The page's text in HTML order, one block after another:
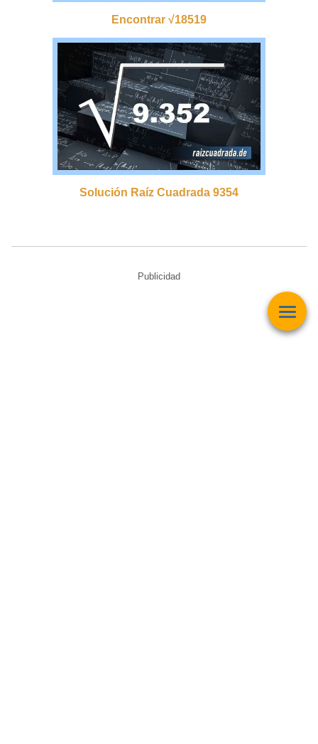
Encontrar √18519
Solución Raíz Cuadrada 9354
Publicidad